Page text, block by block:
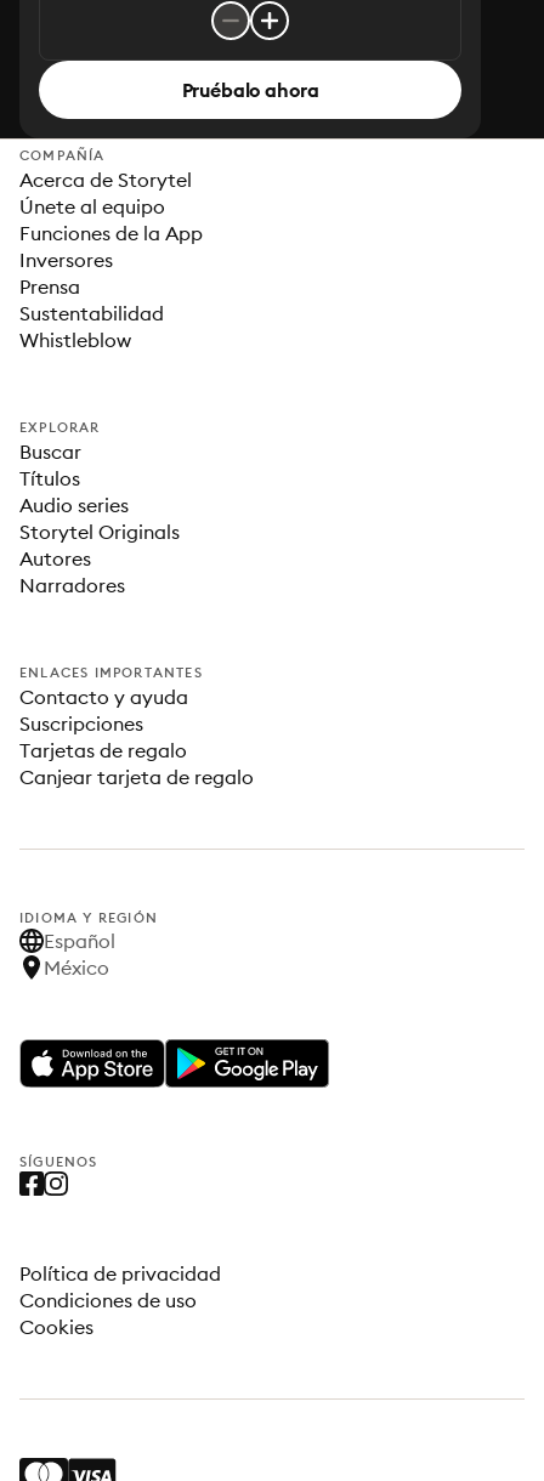
Pruébalo ahora
COMPAÑÍA
Acerca de Storytel
Únete al equipo
Funciones de la App
Inversores
Prensa
Sustentabilidad
Whistleblow
EXPLORAR
Buscar
Títulos
Audio series
Storytel Originals
Autores
Narradores
ENLACES IMPORTANTES
Contacto y ayuda
Suscripciones
Tarjetas de regalo
Canjear tarjeta de regalo
IDIOMA Y REGIÓN
Español
México
SÍGUENOS
Política de privacidad
Condiciones de uso
Cookies